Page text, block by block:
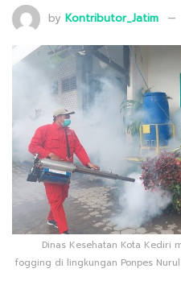
by Kontributor_Jatim
Dinas Kesehatan Kota Kediri
fogging di lingkungan Ponpes Nurul